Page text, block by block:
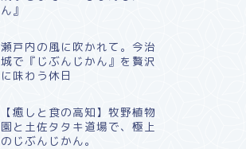
ん』
瀬戸内の風に吹かれて。今治
城で『じぶんじかん』を贅沢
に味わう休日
​【癒しと食の高知】牧野植物
園と土佐タタキ道場で、極上
のじぶんじかん。